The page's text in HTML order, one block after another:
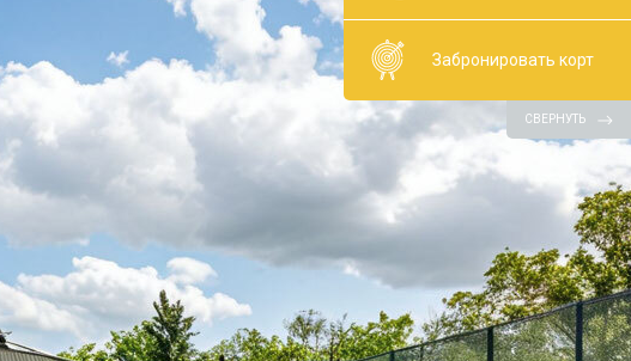
Забронировать корт
СВЕРНУТЬ